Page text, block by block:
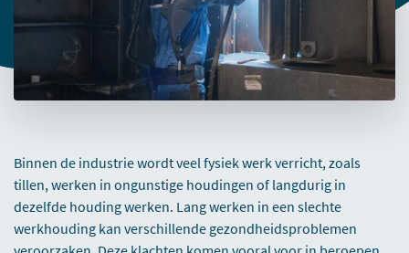
Binnen de industrie wordt veel fysiek werk verricht, zoals
tillen, werken in ongunstige houdingen of langdurig in
dezelfde houding werken. Lang werken in een slechte
werkhouding kan verschillende gezondheidsproblemen